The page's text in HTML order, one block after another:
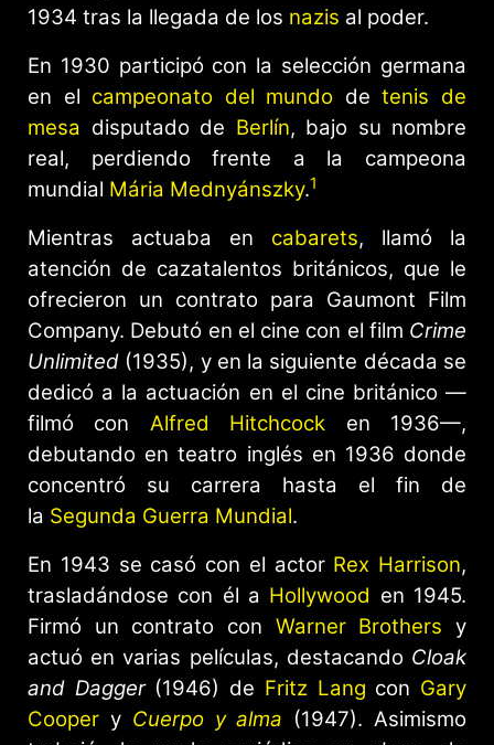
1934 tras la llegada de los nazis al poder.
En 1930 participó con la selección germana
en el campeonato del mundo detenis de
mesa disputado de Berlín, bajo su nombre
real, perdiendo frente a la campeona
mundial Mária Mednyánszky.1
Mientras actuaba en cabarets, llamó la
atención de cazatalentos británicos, que le
ofrecieron un contrato para Gaumont Film
Company. Debutó en el cine con el film Crime
Unlimited (1935), y en la siguiente década se
dedicó a la actuación en el cine británico —
filmó con Alfred Hitchcock en 1936—,
debutando en teatro inglés en 1936 donde
concentró su carrera hasta el fin de
la Segunda Guerra Mundial.
En 1943 se casó con el actor Rex Harrison,
trasladándose con él a Hollywood en 1945.
Firmó un contrato con Warner Brothers y
actuó en varias películas, destacando Cloak
and Dagger(1946) de Fritz Lang con Gary
Cooper y Cuerpo y alma (1947). Asimismo